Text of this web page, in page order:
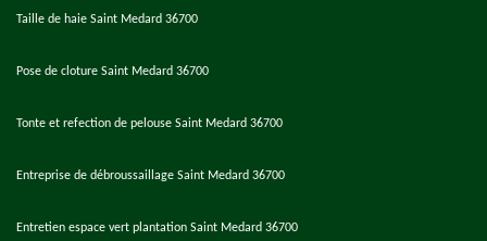
Taille de haie Saint Medard 36700
Pose de cloture Saint Medard 36700
Tonte et refection de pelouse Saint Medard 36700
Entreprise de débroussaillage Saint Medard 36700
Entretien espace vert plantation Saint Medard 36700